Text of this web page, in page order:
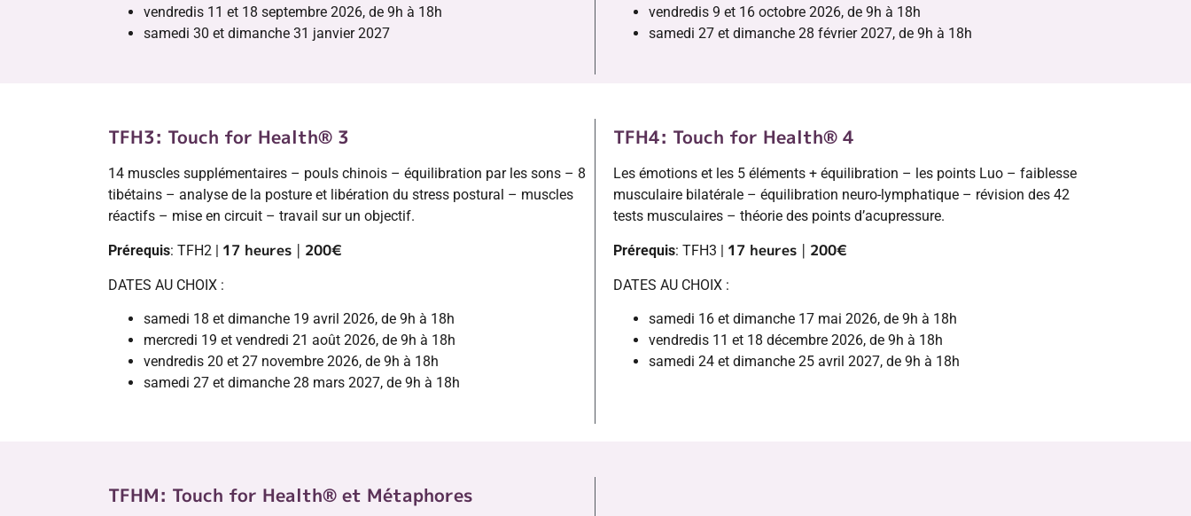
vendredis 11 et 18 septembre 2026, de 9h à 18h
samedi 30 et dimanche 31 janvier 2027
vendredis 9 et 16 octobre 2026, de 9h à 18h
samedi 27 et dimanche 28 février 2027, de 9h à 18h
TFH3: Touch for Health® 3
14 muscles supplémentaires – pouls chinois – équilibration par les sons – 8
tibétains – analyse de la posture et libération du stress postural – muscles
réactifs – mise en circuit – travail sur un objectif.
Prérequis: TFH2 | 17 heures | 200€
DATES AU CHOIX :
samedi 18 et dimanche 19 avril 2026, de 9h à 18h
mercredi 19 et vendredi 21 août 2026, de 9h à 18h
vendredis 20 et 27 novembre 2026, de 9h à 18h
samedi 27 et dimanche 28 mars 2027, de 9h à 18h
TFH4: Touch for Health® 4
Les émotions et les 5 éléments + équilibration – les points Luo – faiblesse
musculaire bilatérale – équilibration neuro-lymphatique – révision des 42
tests musculaires – théorie des points d’acupressure.
Prérequis: TFH3 | 17 heures | 200€
DATES AU CHOIX :
samedi 16 et dimanche 17 mai 2026, de 9h à 18h
vendredis 11 et 18 décembre 2026, de 9h à 18h
samedi 24 et dimanche 25 avril 2027, de 9h à 18h
TFHM: Touch for Health® et Métaphores